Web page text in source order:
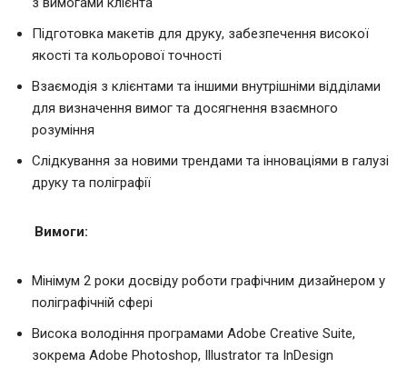
Підготовка макетів для друку, забезпечення високої
якості та кольорової точності
Взаємодія з клієнтами та іншими внутрішніми відділами
для визначення вимог та досягнення взаємного
розуміння
Слідкування за новими трендами та інноваціями в галузі
друку та поліграфії
Вимоги:
Мінімум 2 роки досвіду роботи графічним дизайнером у
поліграфічній сфері
Висока володіння програмами Adobe Creative Suite,
зокрема Adobe Photoshop, Illustrator та InDesign